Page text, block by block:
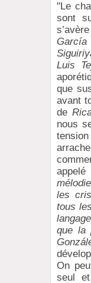
"Le
sont
García
Luis
que
avant
de
nous
les
tous
que la
On
seul